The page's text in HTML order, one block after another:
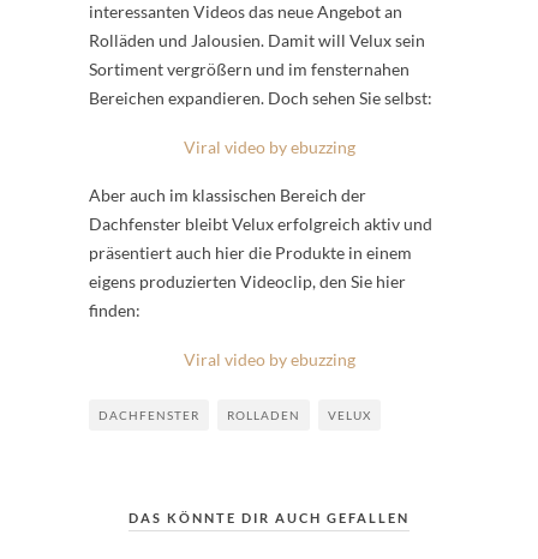
interessanten Videos das neue Angebot an
Rolläden und Jalousien. Damit will Velux sein
Sortiment vergrößern und im fensternahen
Bereichen expandieren. Doch sehen Sie selbst:
Viral video by ebuzzing
Aber auch im klassischen Bereich der
Dachfenster bleibt Velux erfolgreich aktiv und
präsentiert auch hier die Produkte in einem
eigens produzierten Videoclip, den Sie hier
finden:
Viral video by ebuzzing
DACHFENSTER ROLLADEN VELUX
DAS KÖNNTE DIR AUCH GEFALLEN